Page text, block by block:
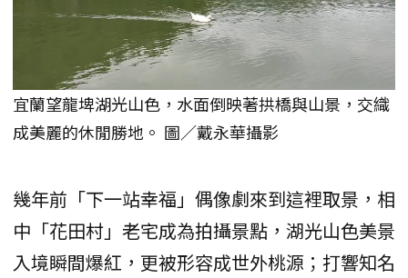
宜蘭望龍埤湖光山色，水面倒映著拱橋與山景，交織
成美麗的休閒勝地。 圖／戴永華攝影
幾年前「下一站幸福」偶像劇來到這裡取景，相
中「花田村」老宅成為拍攝景點，湖光山色美景
入境瞬間爆紅，更被形容成世外桃源；打響知名